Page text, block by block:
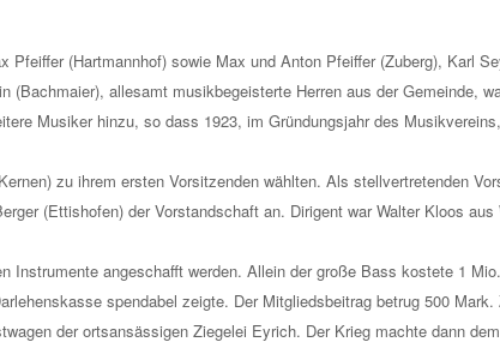
(Hartmannhof) sowie Max und Anton Pfeiffer (Zuberg), Karl
allesamt musikbegeisterte Herren aus der Gemeinde,
Musiker hinzu, so dass 1923, im Gründungsjahr des
zu ihrem ersten Vorsitzenden wählten. Als stellvertretenden
(Ettishofen) der Vorstandschaft an. Dirigent war Walter Kloos aus
Instrumente angeschafft werden. Allein der große Bass kostete 1
spendabel zeigte. Der Mitgliedsbeitrag betrug 500 Mark.
der ortsansässigen Ziegelei Eyrich. Der Krieg machte dann